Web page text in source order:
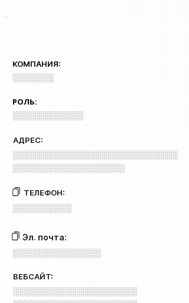
КОМПАНИЯ:
░░░░░░░
РОЛЬ:
░░░░░░░░░░░░
АДРЕС:
░░░░░░░░░░░░░░░░░░░░░░░░░░░░
░░░░░░░░░░░░░░░░░░░
ТЕЛЕФОН:
░░░░░░░░░░
Эл. почта:
░░░░░░░░░░░░░░░
ВЕБСАЙТ:
░░░░░░░░░░░░░░░░░░░░░